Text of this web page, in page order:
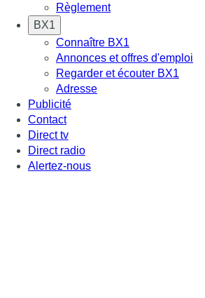
Règlement
BX1
Connaître BX1
Annonces et offres d'emploi
Regarder et écouter BX1
Adresse
Publicité
Contact
Direct tv
Direct radio
Alertez-nous